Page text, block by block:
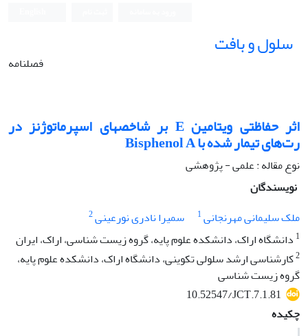
سلول و بافت
فصلنامه
اثر حفاظتی ویتامین E بر شاخص‏های اسپرماتوژنز در
رت‌های تیمار شده با Bisphenol A
نوع مقاله : علمی - پژوهشی
نویسندگان
ملک سلیمانی مهرنجانی1 سمیرا نادری نورعینی2
1 دانشگاه اراک، دانشکده علوم پایه، گروه زیست شناسی، اراک، ایران
2کارشناسی ارشد سلولی تکوینی، دانشگاه اراک، دانشکده علوم پایه،
گروه زیست شناسی
10.52547/JCT.7.1.81
چکیده